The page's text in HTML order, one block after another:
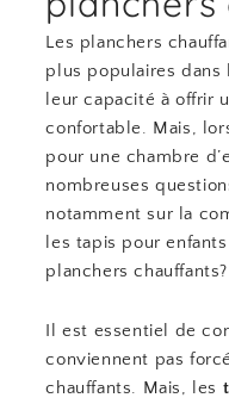
Les planchers
plus populaires dans
leur capacité à offrir
confortable. Mais,
pour une chambre
nombreuses
notamment sur la
les tapis pour
planchers
Il est essentiel de
conviennent pas
chauffants. Mais, les